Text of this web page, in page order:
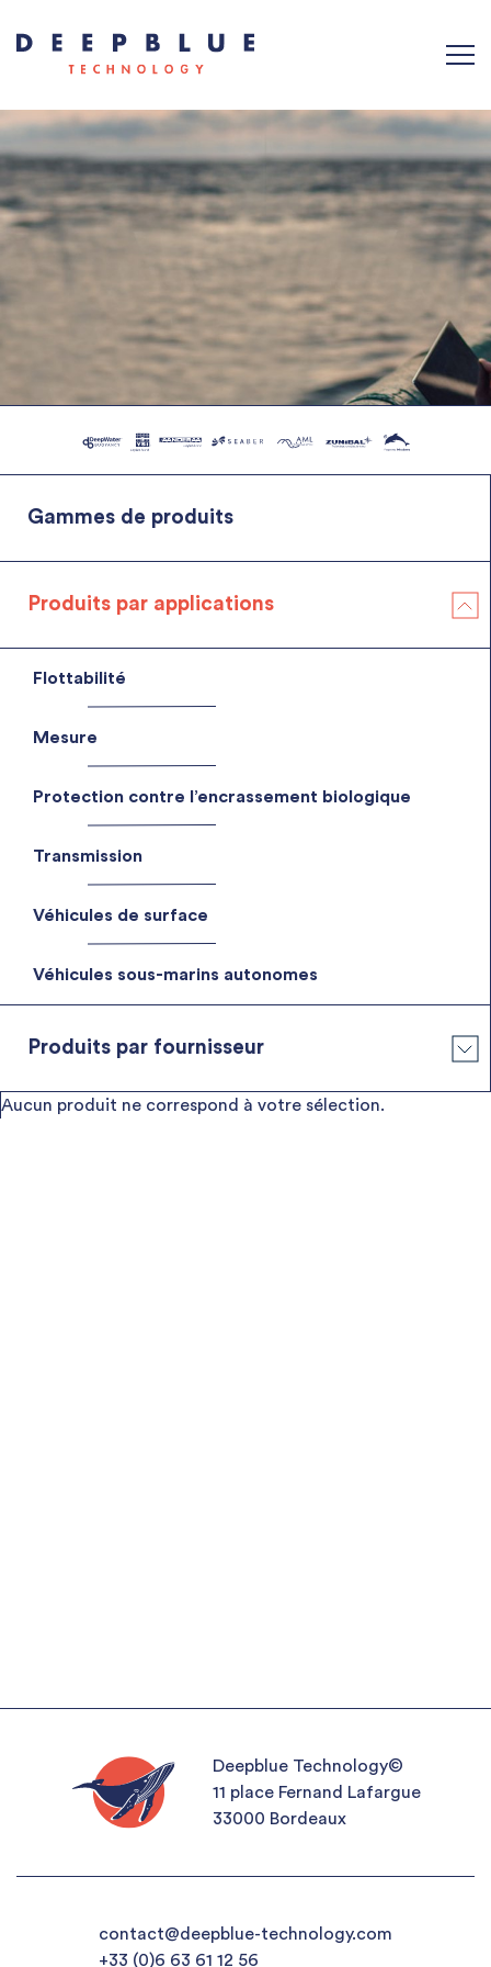
Gammes de produits
Produits par applications
Flottabilité
Flottabilité générique
Flotteurs pour applications Oil & Gas
Moyens de déploiement : Bouées et cages
Systèmes de récupération des instruments depuis le fond
Mesure
Mesure de courant
Mesure de la qualité de l'eau
Mesure de marées
Mesure de profils
Protection contre l’encrassement biologique
Transmission
Transmission acoustique des données
Véhicules de surface
Véhicules sous-marins autonomes
Produits par fournisseur
YSI – Xylem
Aucun produit ne correspond à votre sélection.
Deepblue Technology©
11 place Fernand Lafargue
33000 Bordeaux
contact@deepblue-technology.com
+33 (0)6 63 61 12 56